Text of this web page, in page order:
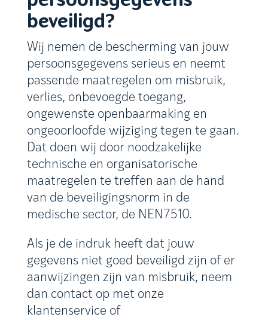
beveiligd?
Wij nemen de bescherming van jouw
persoonsgegevens serieus en neemt
passende maatregelen om misbruik,
verlies, onbevoegde toegang,
ongewenste openbaarmaking en
ongeoorloofde wijziging tegen te gaan.
Dat doen wij door noodzakelijke
technische en organisatorische
maatregelen te treffen aan de hand
van de beveiligingsnorm in de
medische sector, de NEN7510.
Als je de indruk heeft dat jouw
gegevens niet goed beveiligd zijn of er
aanwijzingen zijn van misbruik, neem
dan contact op met onze
klantenservice of